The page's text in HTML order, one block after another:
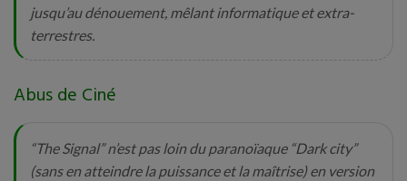
jusqu’au dénouement, mêlant informatique et extra-
terrestres.
Abus de Ciné
“The Signal” n’est pas loin du paranoïaque “Dark city”
(sans en atteindre la puissance et la maîtrise) en version